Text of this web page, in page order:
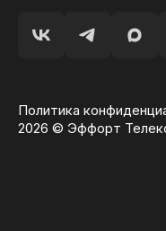
2026 © Эффорт
Политика